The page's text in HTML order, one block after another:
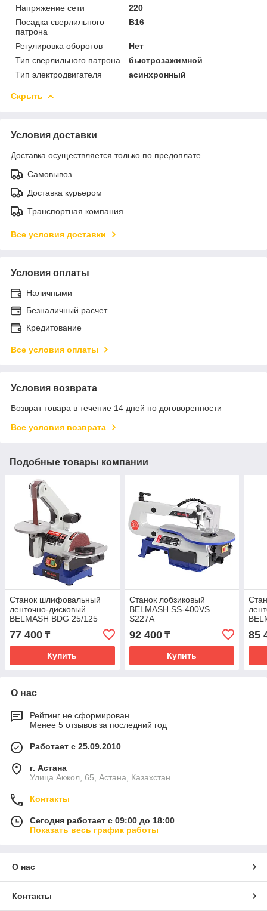
Напряжение сети
220
Посадка сверлильного
патрона
B16
Регулировка оборотов
Нет
Тип сверлильного патрона
быстрозажимной
Тип электродвигателя
асинхронный
Скрыть
Условия доставки
Доставка осуществляется только по предоплате.
Самовывоз
Доставка курьером
Транспортная компания
Все условия доставки
Условия оплаты
Наличными
Безналичный расчет
Кредитование
Все условия оплаты
Условия возврата
Возврат товара в течение 14 дней по договоренности
Все условия возврата
Подобные товары компании
Станок шлифовальный
ленточно-дисковый
BELMASH BDG 25/125
77 400 ₸
Купить
Станок лобзиковый
BELMASH SS-400VS
S227A
92 400₸
Купить
85
О нас
Рейтинг не сформирован
Менее 5 отзывов за последний год
Работает с 25.09.2010
г. Астана
Улица Акжол, 65, Астана, Казахстан
Контакты
Сегодня работает с 09:00 до 18:00
Показать весь график работы
О нас
Контакты